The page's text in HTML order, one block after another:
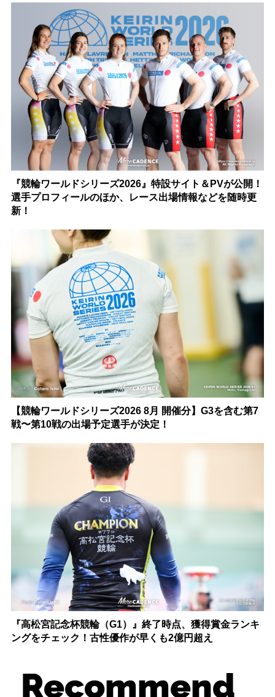
『競輪ワールドシリーズ2026』特設サイト＆PVが公開！
選手プロフィールのほか、レース出場情報などを随時更
新！
【競輪ワールドシリーズ2026 8月 開催分】G3を含む第7
戦〜第10戦の出場予定選手が決定！
『高松宮記念杯競輪（G1）』終了時点、獲得賞金ランキ
ングをチェック！古性優作が早くも2億円超え
Recommend